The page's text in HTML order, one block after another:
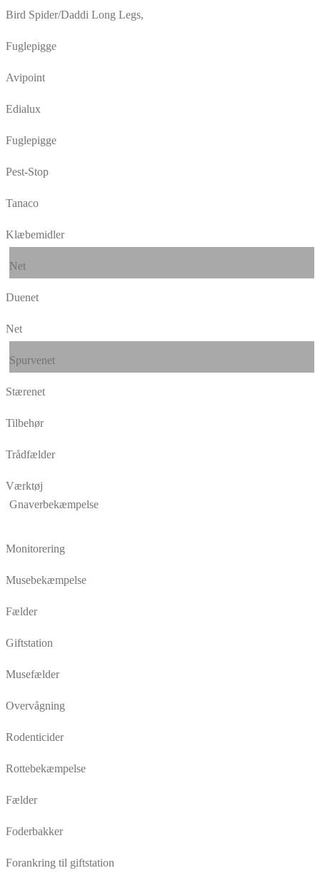
Bird Spider/Daddi Long Legs,
Fuglepigge
Avipoint
Edialux
Fuglepigge
Pest-Stop
Tanaco
Klæbemidler
Net
Duenet
Net
Spurvenet
Stærenet
Tilbehør
Trådfælder
Værktøj
Gnaverbekæmpelse
Monitorering
Musebekæmpelse
Fælder
Giftstation
Musefælder
Overvågning
Rodenticider
Rottebekæmpelse
Fælder
Foderbakker
Forankring til giftstation